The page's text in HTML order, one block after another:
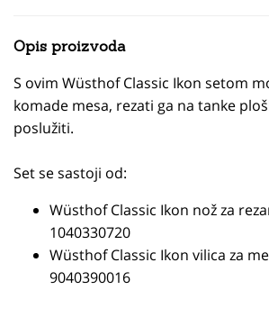
Opis proizvoda
S ovim Wüsthof Classic Ikon setom
komade mesa, rezati ga na tanke
poslužiti.
Set se sastoji od:
Wüsthof Classic Ikon nož za
1040330720
Wüsthof Classic Ikon vilica za
9040390016